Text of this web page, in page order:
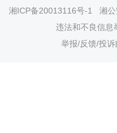
湘ICP备20013116号-1
湘
违法和不良信息
举报/反馈/投